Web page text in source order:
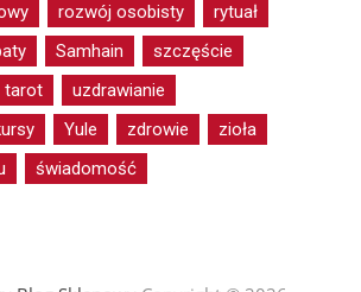
rozwój osobisty
rytuał
Samhain
szczęście
tarot
uzdrawianie
Yule zdrowie
zioła
świadomość